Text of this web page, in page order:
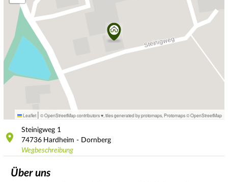
Leaflet | © OpenStreetMap contributors ♥, tiles generated by protomaps Protomaps©OpenStreetMap
Steinigweg 1
74736 Hardheim - Dornberg
Wegbeschreibung
Über uns